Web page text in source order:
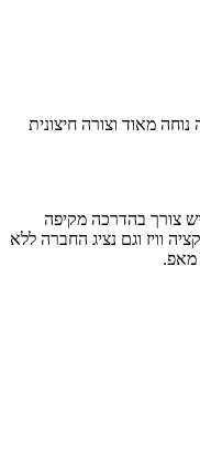
מאוד וצורה חיצונית
צורך בהדרכה מקיפה
וויז וגם נציג החברה ללא
מאפ.